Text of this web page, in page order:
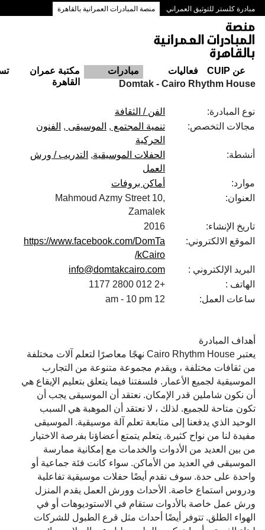
مبادرة كلستر للتوثيق العمراني منصة المبادرات العمرانية بالقاهرة
ممرات وسط البلد بالقاهرة
عن CUIP فعاليات مبادرات
مكتبة عمران
القاهرة
Domtak - Cairo Rhythm House
نوع المبادرة:
الفن / الثقافة
مجالات التخصص:
تنمية المجتمع الموسيقى
الفنون
الحركية
أنشطة:
الحفلات الموسيقية
التدريب / ورش
العمل
موارد:
أماكن بروفات
العنوان:
Mahmoud Azmy Street 10,
Zamalek
تاريخ الإنشاء:
2016
الموقع الالكتروني:
https://www.facebook.com/DomTa
kCairo/
البريد الإلكتروني :
info@domtakcairo.com
الهاتف :
+2 012 2800 1177
ساعات العمل:
12 am - 10 pm
أهداف المبادرة
يعتبر Cairo Rhythm House نهجًا معاصرًا لتعلم آلات مختلفة
من ثقافات مختلفة ، ويقدم مجموعة متنوعة من التجارب
الموسيقية لجميع الأعمار. فلسفتنا فيما يتعلق بتعليم الإيقاع هي
أن نكون شاملين قدر الإمكان. نعتقد أن الموسيقى يجب أن
تكون متاحة للجميع. لذلك ، لا نعتقد أن الموهبة هي السبب
الوحيد الذي يدفعنا إلى متابعة تعلم آلة موسيقية. الموسيقى
مفيدة لنا من نواح كثيرة. يتعلم يتمتع أعضاؤنا بفرصة الاختيار
من بين العديد من الأدوات والخدمات مع إمكانية ممارسة
الموسيقى في العديد من الأماكن. سواء كانت فئة جماعية أو
واحدة على حدة. سوف نقدم أيضًا حفلات موسيقية تفاعلية
ودروس استماع خاصة. الأحداث وورش العمل يقدم المنزل
ورش عمل خاصة بالأدوات ستقام في الاستوديوهات أو في
الهواء الطلق. تتوفر أيضًا أحداث مثل قرع الطبول للشركات